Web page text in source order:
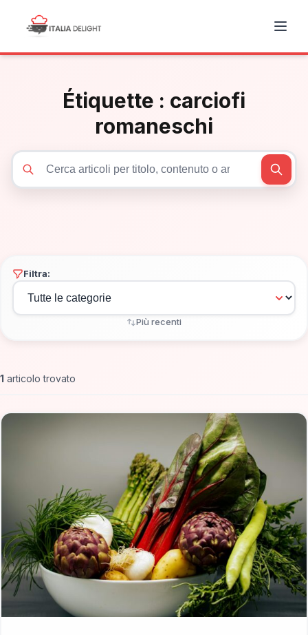
Étiquette : carciofi
romaneschi
Filtra:
Più recenti
1 articolo trovato